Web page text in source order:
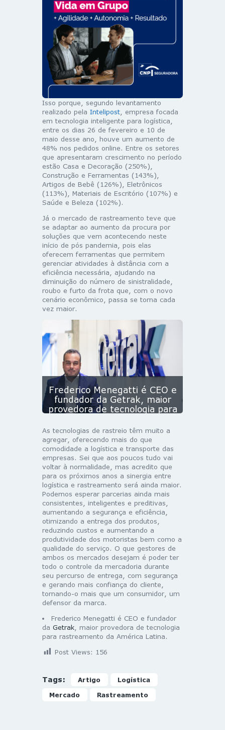
Isso porque, segundo levantamento
realizado pela Intelipost , empresa focada
em tecnologia inteligente para logística,
entre os dias 26 de fevereiro e 10 de
maio desse ano, houve um aumento de
48% nos pedidos online. Entre os setores
que apresentaram crescimento no período
estão Casa e Decoração (250%),
Construção e Ferramentas (143%),
Artigos de Bebê (126%), Eletrônicos
(113%), Materiais de Escritório (107%) e
Saúde e Beleza (102%).
Já o mercado de rastreamento teve que
se adaptar ao aumento da procura por
soluções que vem acontecendo neste
início de pós pandemia, pois elas
oferecem ferramentas que permitem
gerenciar atividades à distância com a
eficiência necessária, ajudando na
diminuição do número de sinistralidade,
roubo e furto da frota que, com o novo
cenário econômico, passa se torna cada
vez maior.
Frederico Menegatti é CEO e
fundador da Getrak, maior
provedora de tecnologia para
Latina / Divulgação
As tecnologias de rastreio têm muito a
agregar, oferecendo mais do que
comodidade a logística e transporte das
empresas. Sei que aos poucos tudo vai
voltar à normalidade, mas acredito que
para os próximos anos a sinergia entre
logística e rastreamento será ainda maior.
Podemos esperar parcerias ainda mais
consistentes, inteligentes e preditivas,
aumentando a segurança e eficiência,
otimizando a entrega dos produtos,
reduzindo custos e aumentando a
produtividade dos motoristas bem como a
qualidade do serviço. O que gestores de
ambos os mercados desejam é poder ter
todo o controle da mercadoria durante
seu percurso de entrega, com segurança
e gerando mais confiança do cliente,
tornando-o mais que um consumidor, um
defensor da marca.
Frederico Menegatti é CEO e fundador
da Getrak , maior provedora de tecnologia
para rastreamento da América Latina.
Post Views: 156
Tags: Artigo Logística
Mercado Rastreamento